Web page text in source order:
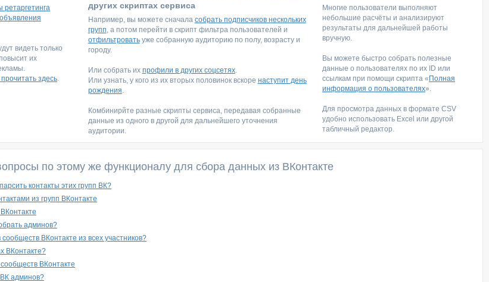
ретаргетинга
видеть только
их
здесь.
других скриптах сервиса
Например, вы можете сначала собрать подписчиков нескольких
групп, а потом перейти в скрипт фильтра пользователей и
отфильтроватьуже собранную аудиторию по полу, возрасту и
городу.
Или собрать их профили в других соцсетях.
Или узнать, у кого из их вторых половинок вскоре наступит день
рождения.
Комбинирйте разные скрипты сервиса, передавая собранные
данные из одного в другой для дальнейшего уточнения
аудитории.
Многие пользователи выполняют
небольшие расчёты и анализируют
результаты для дальнейшей работы
вручную.
Вы можете быстро собрать полезные
данные о пользователях по их ID или
ссылкам при помощи скрипта « Полная
информация о пользователях».
Для просмотра данных в формате CSV
удобно использовать Excel или другой
табличный редактор.
по этому же функционалу для сбора данных из ВКонтакте
контакты этих групп ВК?
из групп ВКонтакте
админов?
ВКонтакте из всех участников?
ВКонтакте?
ВКонтакте
ВК админов?